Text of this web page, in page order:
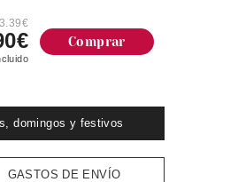
Comprar
domingos y festivos
GASTOS DE ENVÍO